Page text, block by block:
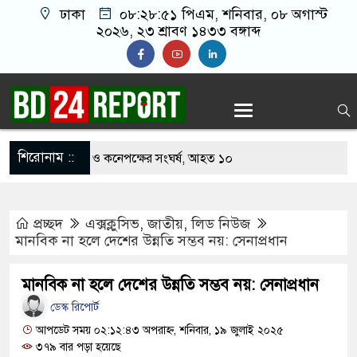
ঢাকা ০৮:২৮:৫২ পিএম, শনিবার, ০৮ অগাস্ট
২০২৬, ২৩ শ্রাবণ ১৪৩৩ বঙ্গাব্দ
শিরোনাম ::
খাবার নিয়ে বর ও কনেপক্ষের সংঘর্ষ, আহত ১০
শঙ্কায় দেশজুড়ে পুলিশের সতর্কতা জারি
যুবদল সভাপতি আটক, ভিডিও ভাইরাল
ফিরলে দায়ী থাকবে জামায়াত-এনসিপি: রাশেদ খাঁন
প্রচ্ছদ এক্সক্লুসিভ,জাতীয়,লিড নিউজ
মানবিক না হলে দেশের উন্নতি সম্ভব নয়: সেনাপ্রধান
মানবিক না হলে দেশের উন্নতি সম্ভব নয়: সেনাপ্রধান
ডেস্ক রিপোর্ট
আপডেট সময় ০২:১২:৪৩ অপরাহ্ন, শনিবার, ১৯ জুলাই ২০২৫
৩৭৯ বার পড়া হয়েছে